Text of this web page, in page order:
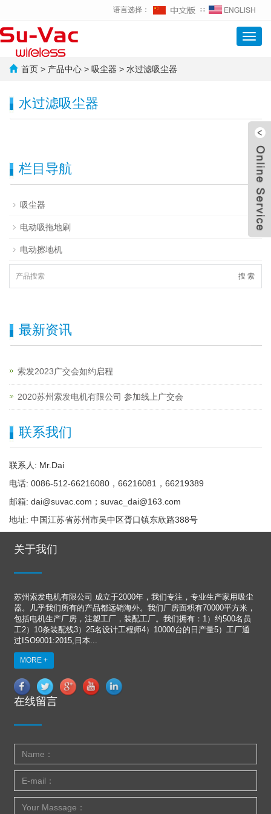
语言选择： ∷
首页 > 产品中心 > 吸尘器 > 水过滤吸尘器
水过滤吸尘器
栏目导航
吸尘器
电动吸拖地刷
电动擦地机
搜 索
最新资讯
索发2023广交会如约启程
2020苏州索发电机有限公司 参加线上广交会
联系我们
联系人: Mr.Dai
电话: 0086-512-66216080，66216081，66219389
邮箱: dai@suvac.com；suvac_dai@163.com
地址: 中国江苏省苏州市吴中区胥口镇东欣路388号
关于我们
苏州索发电机有限公司 成立于2000年，我们专注，专业生产家用吸尘
器。几乎我们所有的产品都远销海外。我们厂房面积有70000平方米，
包括电机生产厂房，注塑工厂，装配工厂。我们拥有：1）约500名员
工2）10条装配线3）25名设计工程师4）10000台的日产量5）工厂通
过ISO9001:2015,日本...
MORE +
在线留言
合